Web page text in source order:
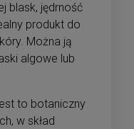
blask, jędrność
produkt do
Można ją
algowe lub
to botaniczny
w skład